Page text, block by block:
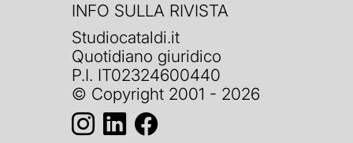
INFO SULLA RIVISTA
Studiocataldi.it
Quotidiano giuridico
P.I. IT02324600440
© Copyright 2001 - 2026